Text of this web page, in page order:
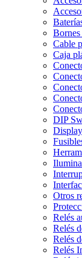
Cable
Caja
DIP
Otros
Relés
Relés
Relés
Relés